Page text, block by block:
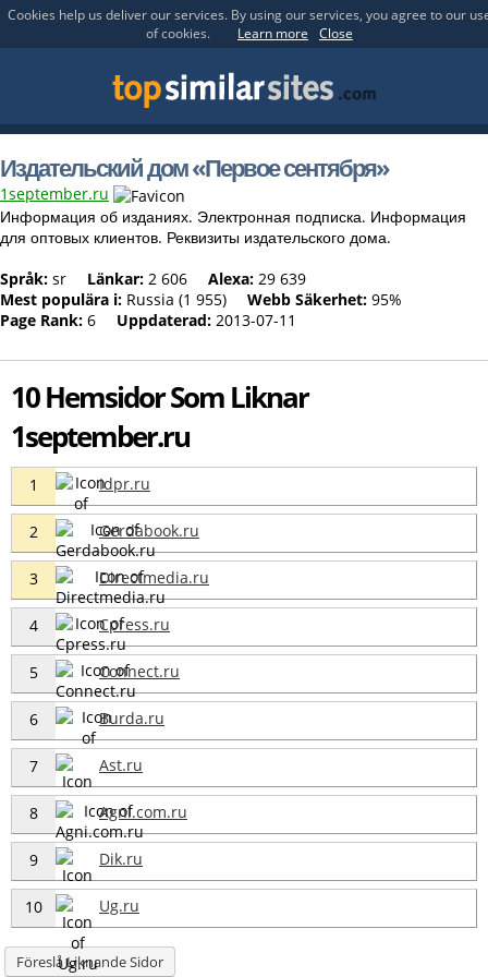
Cookies help us deliver our services. By using our services, you agree to our
of cookies.
Learn more Close
Издательский дом «Первое сентября»
1september.ru
Информация об изданиях. Электронная подписка. Информация
для оптовых клиентов. Реквизиты издательского дома.
Språk: sr Länkar: 2 606 Alexa: 29 639
Mest populära i: Russia (1 955) Webb Säkerhet: 95%
Page Rank: 6 Uppdaterad: 2013-07-11
10 Hemsidor Som Liknar
1september.ru
1 Idpr.ru
2 Gerdabook.ru
3 Directmedia.ru
4 Cpress.ru
5 Connect.ru
6 Burda.ru
7 Ast.ru
8 Agni.com.ru
9 Dik.ru
10 Ug.ru
Föreslå Liknande Sidor